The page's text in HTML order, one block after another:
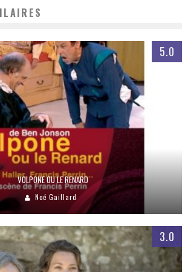
5.0
VOLPONE OU LE RENARD
Noé Gaillard
3.0